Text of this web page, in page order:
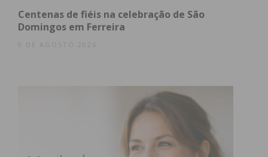
O passivo atual da SDUQ ronda os cinco milhões e
setecentos mil euros e, face ao panorama
associados decidam fazer. Se o melhor para o
Paços for ir embora, saio hoje!
Apesar de algumas intervenções terem
questionado aspetos específicos da gestão da atual
direção – que substituiu a de Paulo Meneses em
Centenas de fiéis na celebração de São
Domingos em Ferreira
9 DE AGOSTO 2026